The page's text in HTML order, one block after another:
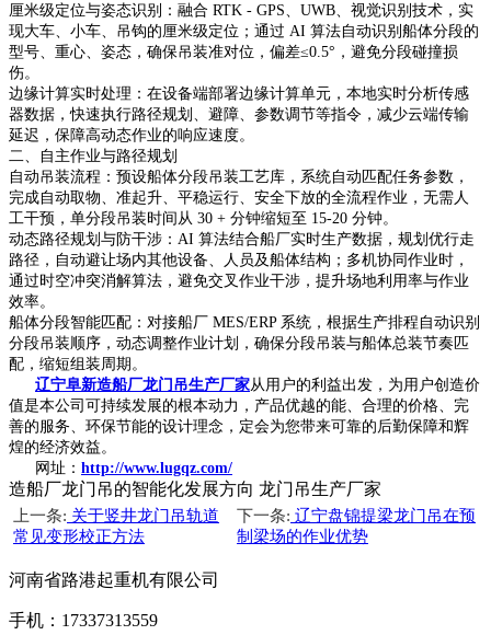
厘米级定位与姿态识别：融合 RTK - GPS、UWB、视觉识别技术，实
现大车、小车、吊钩的厘米级定位；通过 AI 算法自动识别船体分段的
型号、重心、姿态，确保吊装准对位，偏差≤0.5°，避免分段碰撞损
伤。
边缘计算实时处理：在设备端部署边缘计算单元，本地实时分析传感
器数据，快速执行路径规划、避障、参数调节等指令，减少云端传输
延迟，保障高动态作业的响应速度。
二、自主作业与路径规划
自动吊装流程：预设船体分段吊装工艺库，系统自动匹配任务参数，
完成自动取物、准起升、平稳运行、安全下放的全流程作业，无需人
工干预，单分段吊装时间从 30 + 分钟缩短至 15-20 分钟。
动态路径规划与防干涉：AI 算法结合船厂实时生产数据，规划优行走
路径，自动避让场内其他设备、人员及船体结构；多机协同作业时，
通过时空冲突消解算法，避免交叉作业干涉，提升场地利用率与作业
效率。
船体分段智能匹配：对接船厂 MES/ERP 系统，根据生产排程自动识别
分段吊装顺序，动态调整作业计划，确保分段吊装与船体总装节奏匹
配，缩短组装周期。
辽宁阜新造船厂龙门吊生产厂家从用户的利益出发，为用户创造价
值是本公司可持续发展的根本动力，产品优越的能、合理的价格、完
善的服务、环保节能的设计理念，定会为您带来可靠的后勤保障和辉
煌的经济效益。
网址： http://www.lugqz.com/
造船厂龙门吊的智能化发展方向 龙门吊生产厂家
上一条: 关于竖井龙门吊轨道
常见变形校正方法
下一条: 辽宁盘锦提梁龙门吊在预
制梁场的作业优势
河南省路港起重机有限公司
手机：17337313559